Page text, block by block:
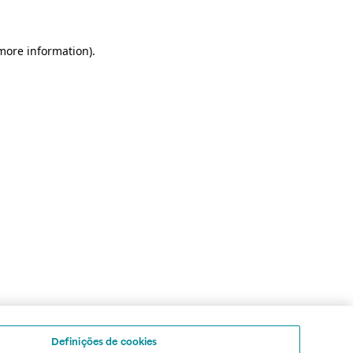
information).
Definições de cookies